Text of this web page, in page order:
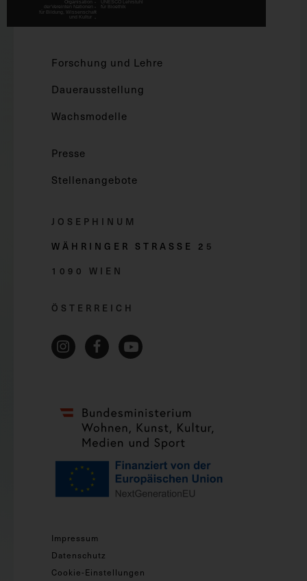
Forschung und Lehre
Dauerausstellung
Wachsmodelle
Presse
Stellenangebote
JOSEPHINUM
WÄHRINGER STRASSE 2 5
1090 WIEN
ÖSTERREICH
Impressum
Datenschutz
Cookie-Einstellungen